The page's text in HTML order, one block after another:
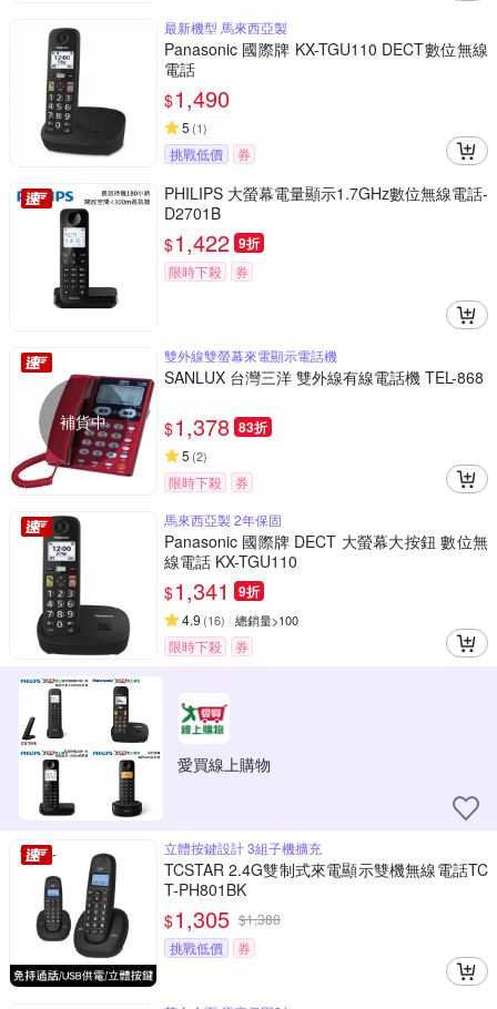
最新機型 馬來西亞製
Panasonic 國際牌 KX-TGU110 DECT數位無線
電話
$1,490
5 (1)
挑戰低價 券
PHILIPS 大螢幕電量顯示1.7GHz數位無線電話-
D2701B
$1,422 9折
限時下殺 券
補貨中
雙外線雙螢幕來電顯示電話機
SANLUX 台灣三洋 雙外線有線電話機 TEL-868
$1,378 83折
5 (2)
限時下殺
券
馬來西亞製 2年保固
Panasonic 國際牌 DECT 大螢幕大按鈕 數位無
線電話 KX-TGU110
$1,341 9折
4.9 (16) 總銷量>100
限時下殺 券
愛買線上購物
立體按鍵設計 3組子機擴充
TCSTAR 2.4G雙制式來電顯示雙機無線電話TC
T-PH801BK
$1,305 $1,388
挑戰低價
券